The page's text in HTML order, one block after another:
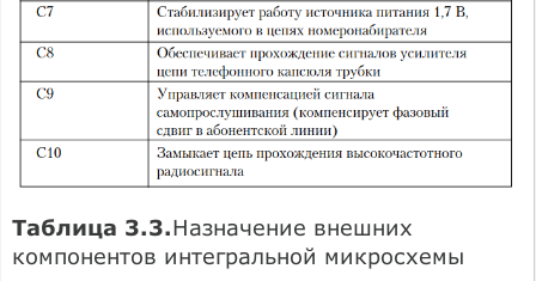
Таблица 3.3.Назначение внешних
компонентов интегральной микросхемы